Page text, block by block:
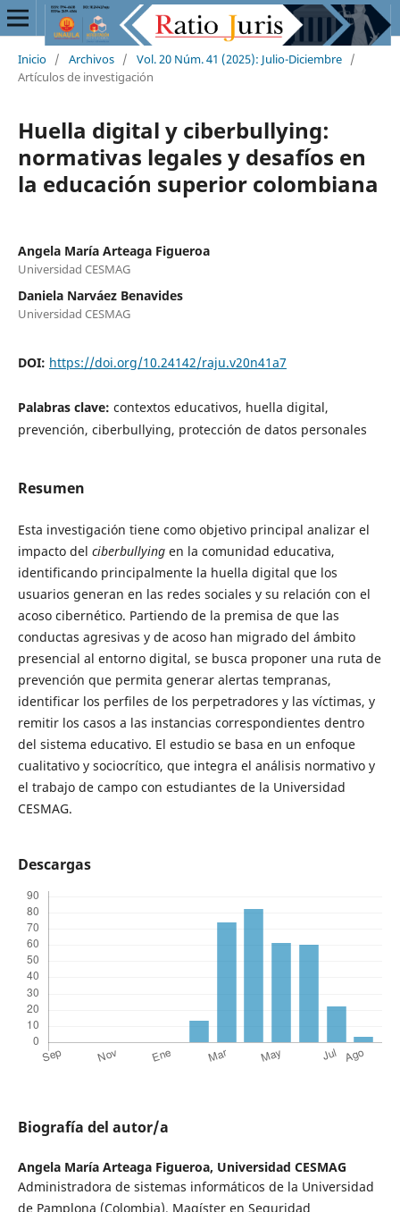
Inicio / Archivos / Vol. 20 Núm. 41 (2025): Julio-Diciembre /
Artículos de investigación
Huella digital y ciberbullying:
normativas legales y desafíos en
la educación superior colombiana
Angela María Arteaga Figueroa
Universidad CESMAG
Daniela Narváez Benavides
Universidad CESMAG
DOI: https://doi.org/10.24142/raju.v20n41a7
Palabras clave: contextos educativos, huella digital,
prevención, ciberbullying, protección de datos personales
Resumen
Esta investigación tiene como objetivo principal analizar el
impacto del ciberbullying en la comunidad educativa,
identificando principalmente la huella digital que los
usuarios generan en las redes sociales y su relación con el
acoso cibernético. Partiendo de la premisa de que las
conductas agresivas y de acoso han migrado del ámbito
presencial al entorno digital, se busca proponer una ruta de
prevención que permita generar alertas tempranas,
identificar los perfiles de los perpetradores y las víctimas, y
remitir los casos a las instancias correspondientes dentro
del sistema educativo. El estudio se basa en un enfoque
cualitativo y sociocrítico, que integra el análisis normativo y
el trabajo de campo con estudiantes de la Universidad
CESMAG.
Descargas
Biografía del autor/a
Angela María Arteaga Figueroa, Universidad CESMAG
Administradora de sistemas informáticos de la Universidad
de Pamplona (Colombia). Magíster en Seguridad